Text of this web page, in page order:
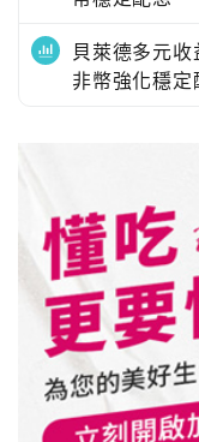
貝萊德多元
非幣強化穩定